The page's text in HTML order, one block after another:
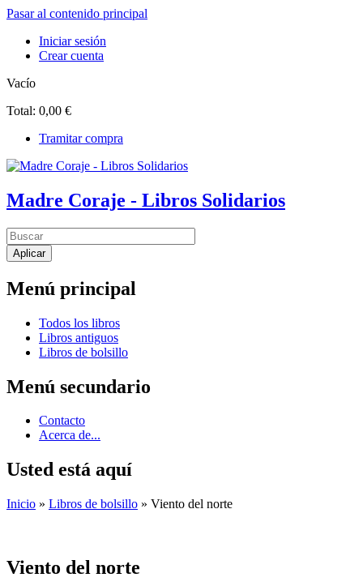
Pasar al contenido principal
Iniciar sesión
Crear cuenta
Vacío
Total: 0,00 €
Tramitar compra
Madre Coraje - Libros Solidarios
Menú principal
Todos los libros
Libros antiguos
Libros de bolsillo
Menú secundario
Contacto
Acerca de...
Usted está aquí
Inicio » Libros de bolsillo » Viento del norte
Viento del norte